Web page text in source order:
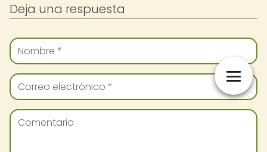
Deja una respuesta